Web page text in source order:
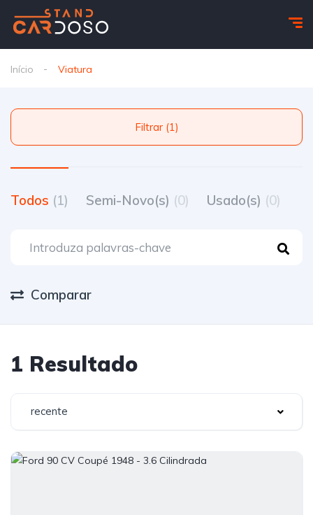
Início Viatura
Filtrar (1)
Todos (1) Semi-Novo(s) (0) Usado(s) (0)
Comparar
1 Resultado
recente